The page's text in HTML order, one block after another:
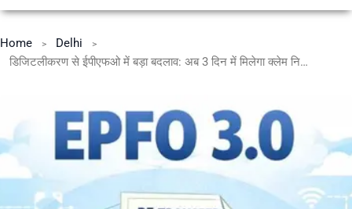
Home
Delhi
डिजिटलीकरण से ईपीएफओ में बड़ा बदलाव: अब 3 दिन में मिलेगा क्लेम निपटान